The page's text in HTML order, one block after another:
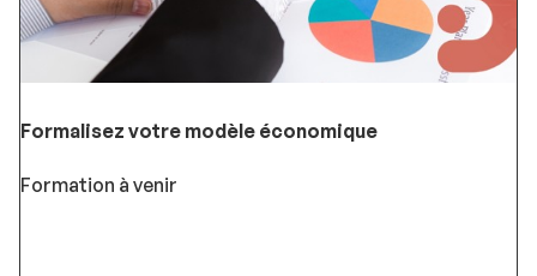
Formalisez votre modèle économique
Formation à venir